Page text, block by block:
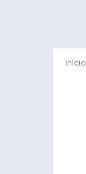
Início